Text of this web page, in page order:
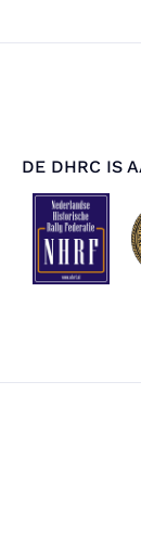
DE DHRC IS